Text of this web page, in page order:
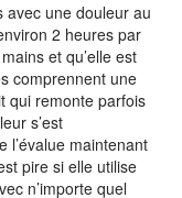
avec une douleur au
2 heures par
et qu’elle est
comprennent une
qui remonte parfois
s’est
l’évalue maintenant
pire si elle utilise
n’importe quel